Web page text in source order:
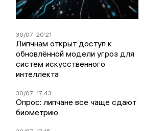
30/07 20:21
Липчнам открыт доступ к
обновлённой модели угроз для
систем искусственного
интеллекта
30/07 17:43
Опрос: липчане все чаще сдают
биометрию